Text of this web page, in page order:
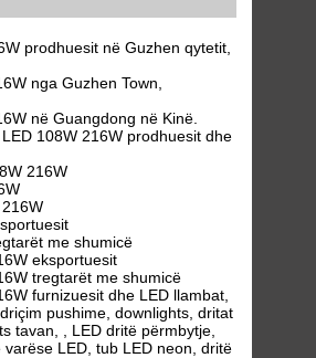
prodhuesit në Guzhen qytetit,
nga Guzhen Town,
në Guangdong në Kinë.
108W 216W prodhuesit dhe
216W
me shumicë
eksportuesit
tregtarët me shumicë
furnizuesit dhe LED llambat,
pushime, downlights, dritat
tavan, , LED dritë përmbytje,
LED, tub LED neon, dritë